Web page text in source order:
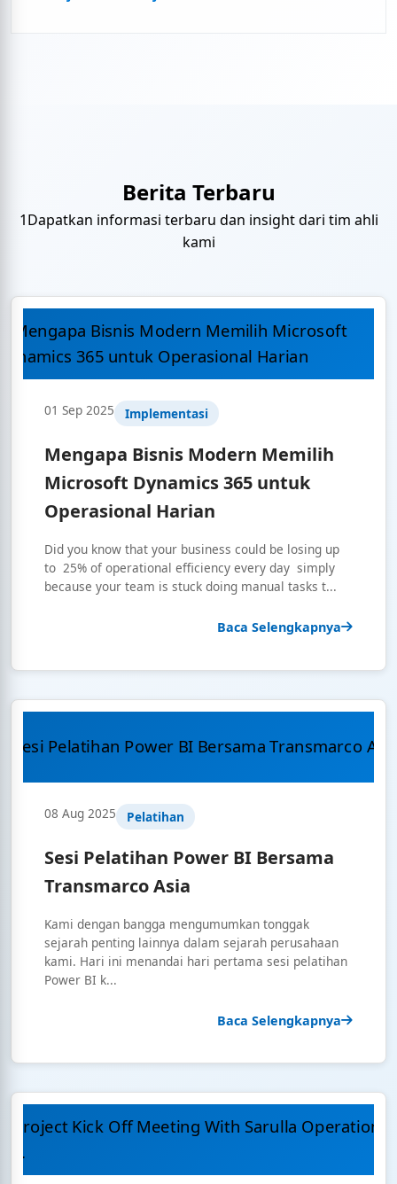
Berita Terbaru
1Dapatkan informasi terbaru dan insight dari tim ahli
kami
01 Sep 2025 Implementasi
Mengapa Bisnis Modern Memilih
Microsoft Dynamics 365 untuk
Operasional Harian
Did you know that your business could be losing up
to 25% of operational efficiency every day simply
because your team is stuck doing manual tasks t...
Baca Selengkapnya
08 Aug 2025 Pelatihan
Sesi Pelatihan Power BI Bersama
Transmarco Asia
Kami dengan bangga mengumumkan tonggak
sejarah penting lainnya dalam sejarah perusahaan
kami. Hari ini menandai hari pertama sesi pelatihan
Power BI k...
Baca Selengkapnya